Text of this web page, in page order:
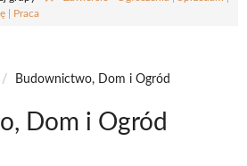
| Praca
/ Budownictwo, Dom i Ogród
Dom i Ogród